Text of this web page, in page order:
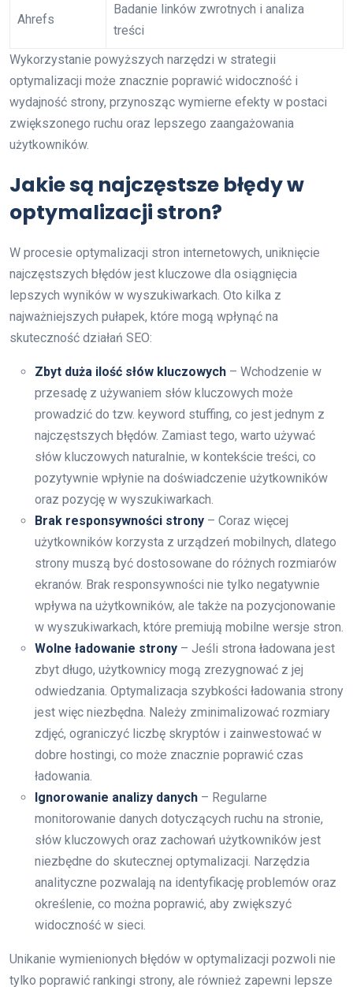
Ahrefs
Badanie linków zwrotnych i analiza
treści
Wykorzystanie powyższych narzędzi w strategii
optymalizacji może znacznie poprawić widoczność i
wydajność strony, przynosząc wymierne efekty w postaci
zwiększonego ruchu oraz lepszego zaangażowania
użytkowników.
Jakie są najczęstsze błędy w
optymalizacji stron?
W procesie optymalizacji stron internetowych, uniknięcie
najczęstszych błędów jest kluczowe dla osiągnięcia
lepszych wyników w wyszukiwarkach. Oto kilka z
najważniejszych pułapek, które mogą wpłynąć na
skuteczność działań SEO:
Zbyt duża ilość słów kluczowych – Wchodzenie w
przesadę z używaniem słów kluczowych może
prowadzić do tzw. keyword stuffing, co jest jednym z
najczęstszych błędów. Zamiast tego, warto używać
słów kluczowych naturalnie, w kontekście treści, co
pozytywnie wpłynie na doświadczenie użytkowników
oraz pozycję w wyszukiwarkach.
Brak responsywności strony – Coraz więcej
użytkowników korzysta z urządzeń mobilnych, dlatego
strony muszą być dostosowane do różnych rozmiarów
ekranów. Brak responsywności nie tylko negatywnie
wpływa na użytkowników, ale także na pozycjonowanie
w wyszukiwarkach, które premiują mobilne wersje stron.
Wolne ładowanie strony – Jeśli strona ładowana jest
zbyt długo, użytkownicy mogą zrezygnować z jej
odwiedzania. Optymalizacja szybkości ładowania strony
jest więc niezbędna. Należy zminimalizować rozmiary
zdjęć, ograniczyć liczbę skryptów i zainwestować w
dobre hostingi, co może znacznie poprawić czas
ładowania.
Ignorowanie analizy danych – Regularne
monitorowanie danych dotyczących ruchu na stronie,
słów kluczowych oraz zachowań użytkowników jest
niezbędne do skutecznej optymalizacji. Narzędzia
analityczne pozwalają na identyfikację problemów oraz
określenie, co można poprawić, aby zwiększyć
widoczność w sieci.
Unikanie wymienionych błędów w optymalizacji pozwoli nie
tylko poprawić rankingi strony, ale również zapewni lepsze